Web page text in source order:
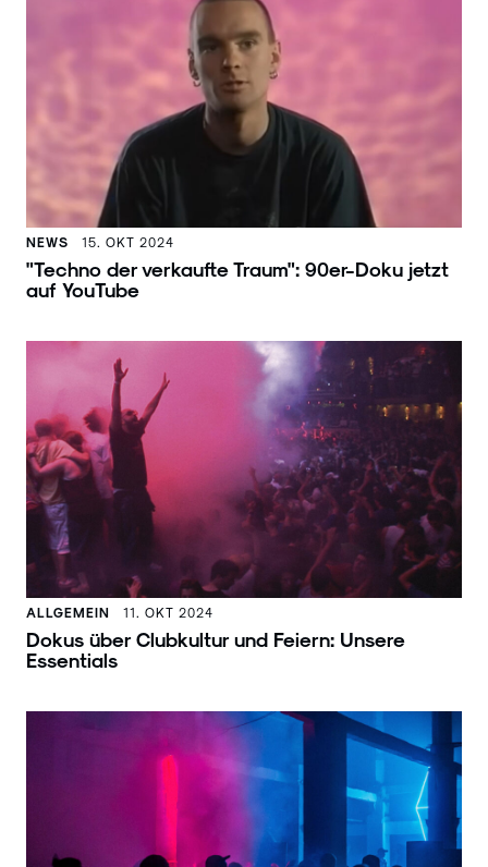
NEWS 15. OKT 2024
"Techno der verkaufte Traum": 90er-Doku jetzt
auf YouTube
ALLGEMEIN 11. OKT 2024
Dokus über Clubkultur und Feiern: Unsere
Essentials